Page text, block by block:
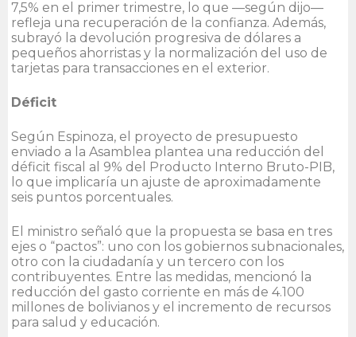
7,5% en el primer trimestre, lo que —según dijo—
refleja una recuperación de la confianza. Además,
subrayó la devolución progresiva de dólares a
pequeños ahorristas y la normalización del uso de
tarjetas para transacciones en el exterior.
Déficit
Según Espinoza, el proyecto de presupuesto
enviado a la Asamblea plantea una reducción del
déficit fiscal al 9% del Producto Interno Bruto-PIB,
lo que implicaría un ajuste de aproximadamente
seis puntos porcentuales.
El ministro señaló que la propuesta se basa en tres
ejes o “pactos”: uno con los gobiernos subnacionales,
otro con la ciudadanía y un tercero con los
contribuyentes. Entre las medidas, mencionó la
reducción del gasto corriente en más de 4.100
millones de bolivianos y el incremento de recursos
para salud y educación.